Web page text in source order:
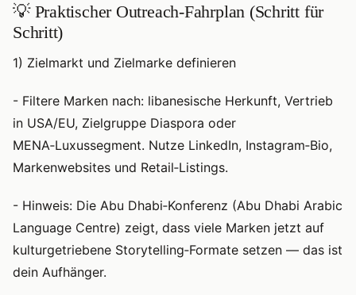
💡 Praktischer Outreach‑Fahrplan (Schritt für
Schritt)
1) Zielmarkt und Zielmarke definieren
- Filtere Marken nach: libanesische Herkunft, Vertrieb
in USA/EU, Zielgruppe Diaspora oder
MENA‑Luxussegment. Nutze LinkedIn, Instagram‑Bio,
Markenwebsites und Retail‑Listings.
- Hinweis: Die Abu Dhabi‑Konferenz (Abu Dhabi Arabic
Language Centre) zeigt, dass viele Marken jetzt auf
kulturgetriebene Storytelling‑Formate setzen — das ist
dein Aufhänger.